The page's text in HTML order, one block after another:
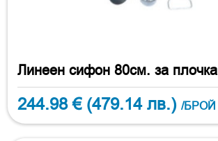
Линеен сифон 80см. за плочка
244.98 € (479.14 лв.) /БРОЙ